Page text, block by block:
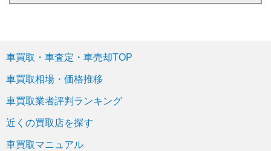
車買取・車査定・車売却TOP
車買取相場・価格推移
車買取業者評判ランキング
近くの買取店を探す
車買取マニュアル